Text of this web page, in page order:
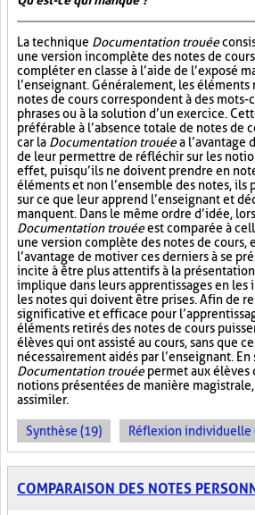
La technique Documentation trouée
une version incomplète des notes de
compléter en classe à l’aide de l’exposé
l’enseignant. Généralement, les éléments
notes de cours correspondent à des mots-
phrases ou à la solution d’un exercice.
préférable à l’absence totale de notes de
car la Documentation trouéea l’avantage
de leur permettre de réfléchir sur les
effet, puisqu’ils ne doivent prendre en
éléments et non l’ensemble des notes, ils
sur ce que leur apprend l’enseignant et
manquent. Dans le même ordre d’idée,
Documentation trouéeest comparée à
une version complète des notes de cours,
l’avantage de motiver ces derniers à se
incite à être plus attentifs à la
implique dans leurs apprentissages en
les notes qui doivent être prises. Afin de
significative et efficace pour
éléments retirés des notes de cours
élèves qui ont assisté au cours, sans que
nécessairement aidés par l’enseignant. En
Documentation trouéepermet aux élèves
notions présentées de manière
assimiler.
Synthèse (19) Réflexion individuelle
COMPARAISON DES NOTES